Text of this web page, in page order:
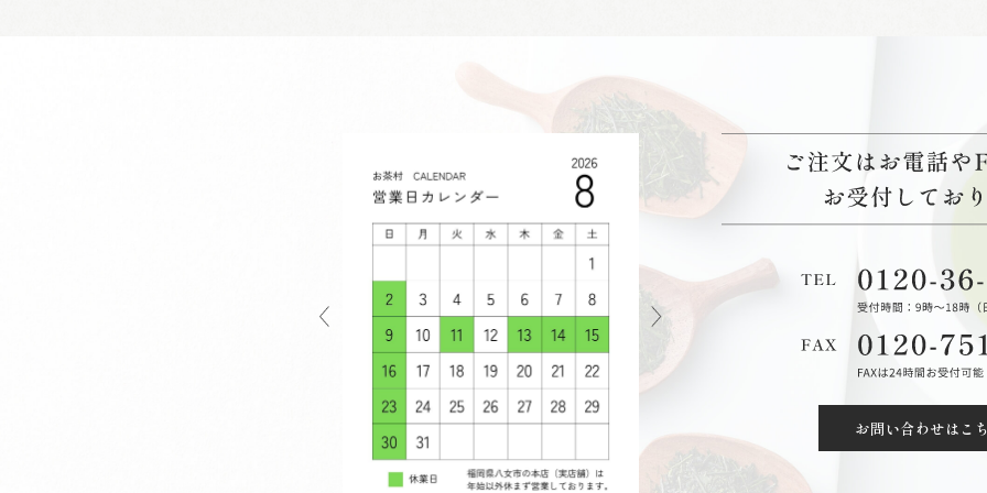
お問い合わせはこ